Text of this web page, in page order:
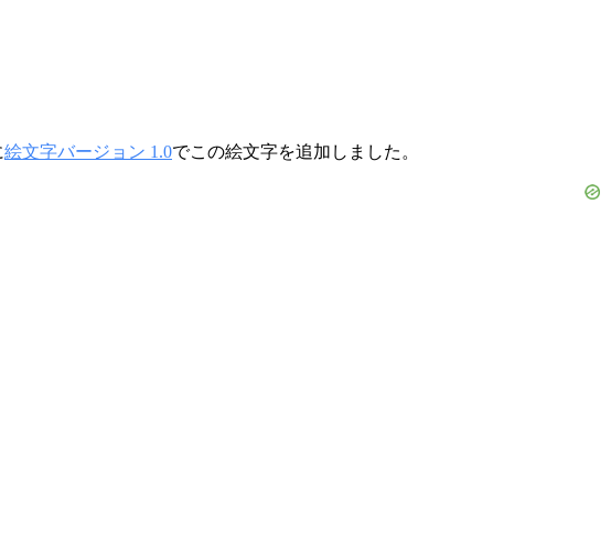
絵文字バージョン 1.0でこの絵文字を追加しました。